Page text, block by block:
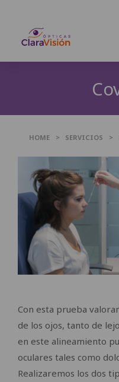
HOME > SERVICIOS >
Con esta prueba
de los ojos, tanto de
en este alineamiento
oculares tales como
Realizaremos los dos